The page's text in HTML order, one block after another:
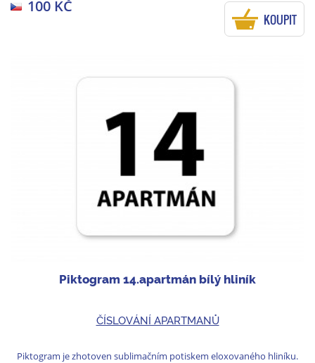
100 KČ
KOUPIT
Piktogram 14.apartmán bílý hliník
ČÍSLOVÁNÍ APARTMANŮ
Piktogram je zhotoven sublimačním potiskem eloxovaného hliníku.